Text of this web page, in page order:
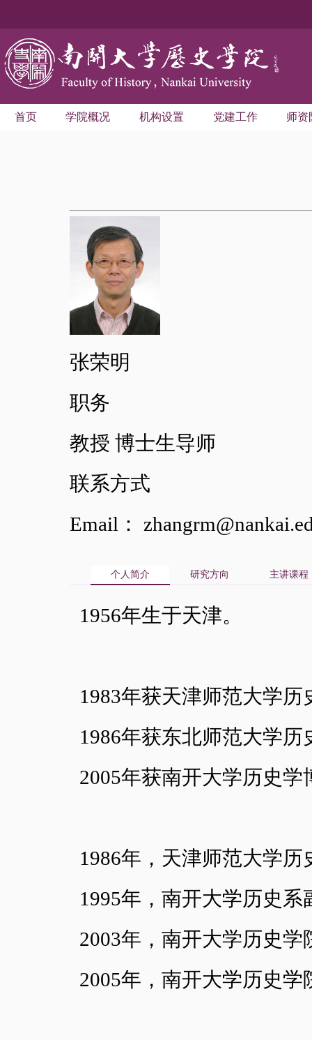
首页 学院概况 机构设置 党建工作 师资
张荣明
职务
教授 博士生导师
联系方式
Email：
个人简介 研究方向 主讲课程
1956年生于天津。
1983年获天津师范大学历
1986年获东北师范大学历
2005年获南开大学历史学
1986年，天津师范大学
1995年，南开大学历史系
2003年，南开大学历史学
2005年，南开大学历史学